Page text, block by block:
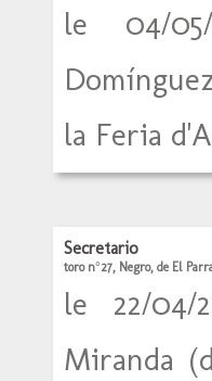
le 04/
la Feria
Secretario
toro n°27, Negro, de El
le 22/04/
Miranda